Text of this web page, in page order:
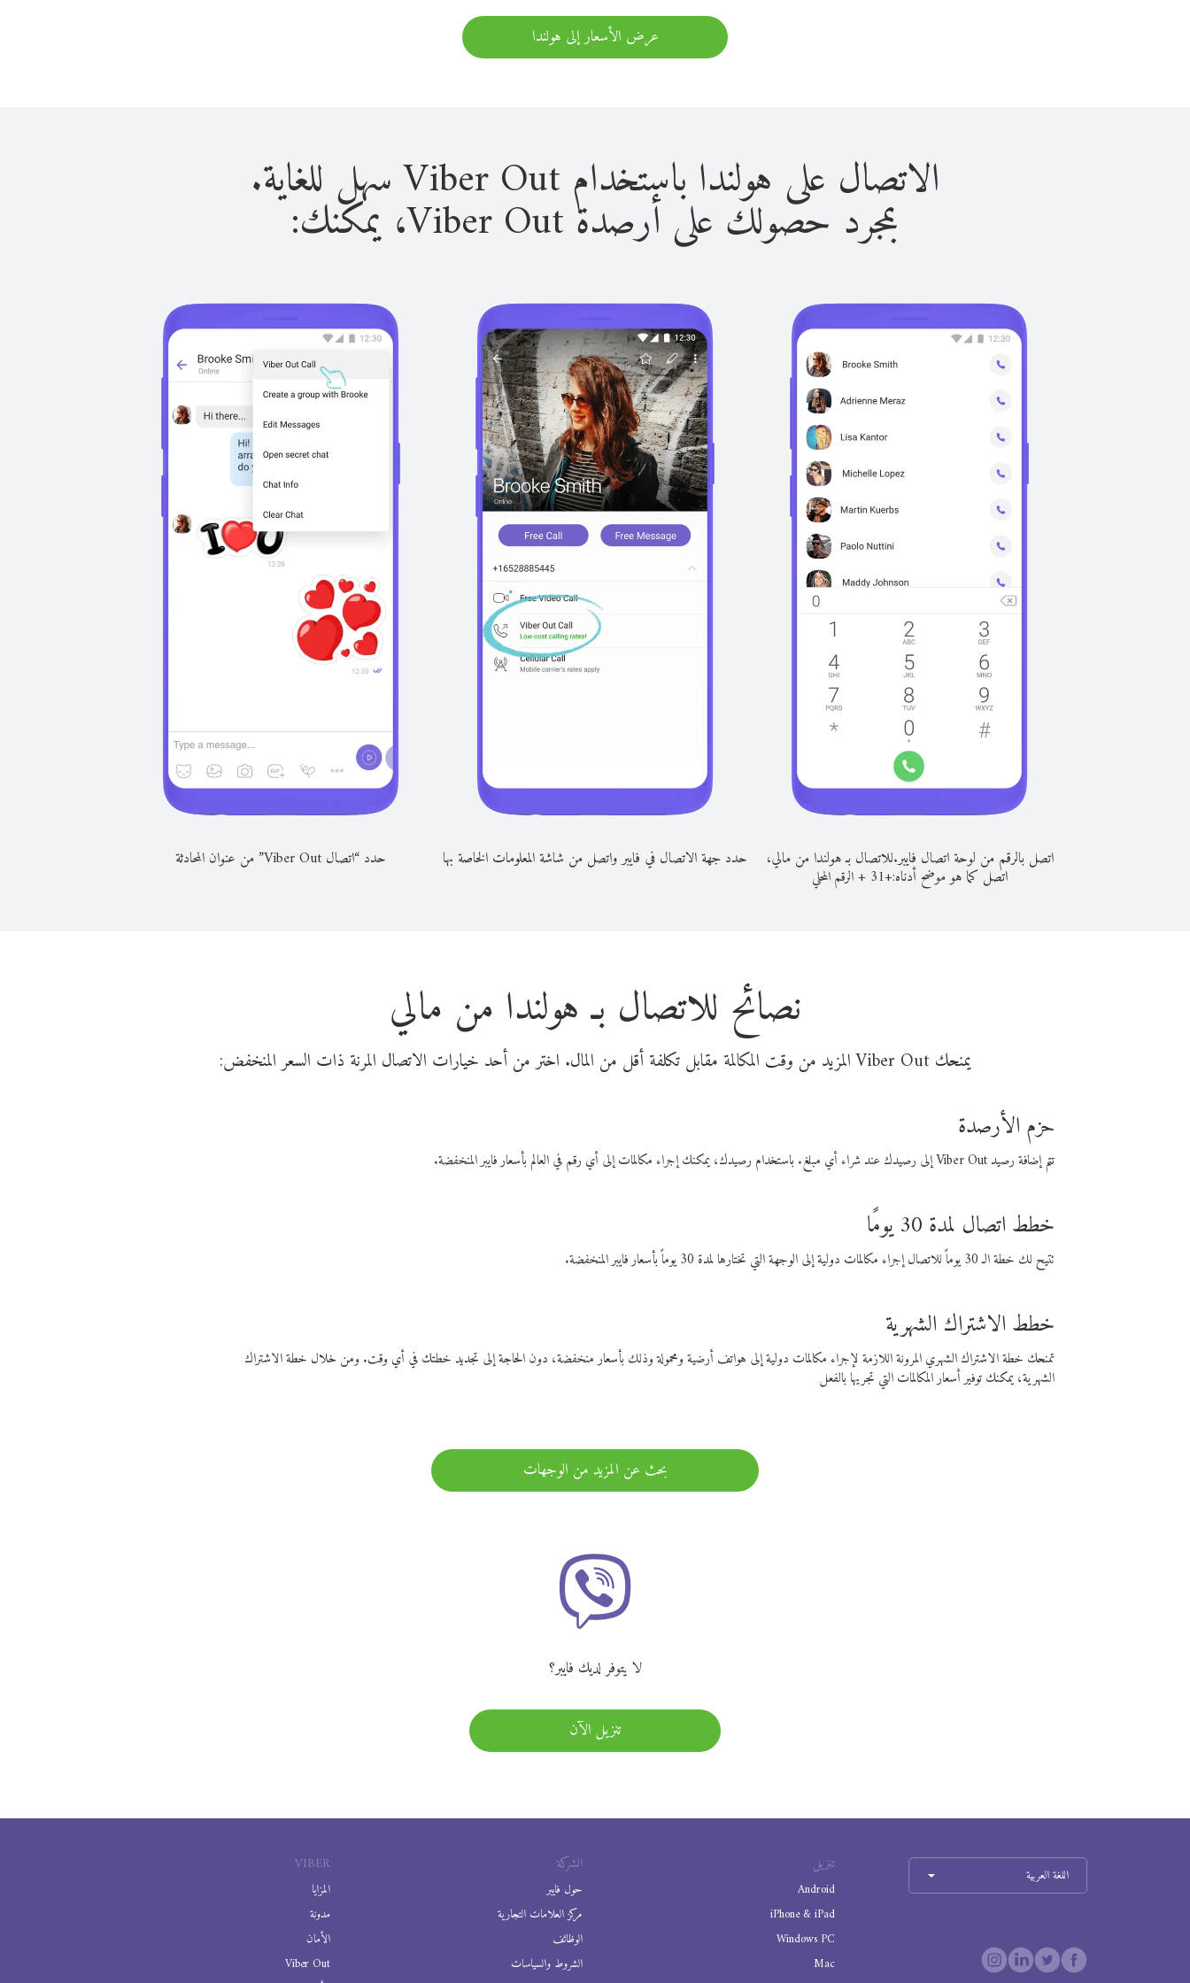
عرض الأسعار إلى هولندا
الاتصال على هولندا باستخدام Viber Out سهل للغاية.
بمجرد حصولك على أرصدة Viber Out، يمكنك:
اتصل بالرقم من لوحة اتصال فايبر.للاتصال بـ هولندا من مالي،
اتصل كما هو موضح أدناه:+
31
+الرقم المحلي
حدد جهة الاتصال في فايبر واتصل من شاشة المعلومات الخاصة بها حدد “اتصال Viber Out” من عنوان المحادثة
نصائح للاتصال بـ هولندا من مالي
يمنحك Viber Out المزيد من وقت المكالمة مقابل تكلفة أقل من المال. اختر من أحد خيارات الاتصال المرنة ذات السعر المنخفض:
حزم الأرصدة
تتم إضافة رصيد Viber Out إلى رصيدك عند شراء أي مبلغ. باستخدام رصيدك، يمكنك إجراء مكالمات إلى أي رقم في العالم بأسعار فايبر المنخفضة.
خطط اتصال لمدة 30 يومًا
تتيح لك خطة الـ 30 يوماً للاتصال إجراء مكالمات دولية إلى الوجهة التي تختارها لمدة 30 يوماً بأسعار فايبر المنخفضة.
خطط الاشتراك الشهرية
تمنحك خطة الاشتراك الشهري المرونة اللازمة لإجراء مكالمات دولية إلى هواتف أرضية ومحمولة وذلك بأسعار منخفضة، دون الحاجة إلى تجديد خطتك في أي وقت. ومن خلال خطة الاشتراك
الشهرية، يمكنك توفير أسعار المكالمات التي تجريها بالفعل
بحث عن المزيد من الوجهات
لا يتوفر لديك فايبر؟
تنزيل الآن
VIBER
المزايا
مدونة
الأمان
Viber Out
الشركة
حول فايبر
مركز العلامات التجارية
الوظائف
الشروط والسياسات
تنزيل
Android
iPhone & iPad
Windows PC
Mac
اللغة العربية